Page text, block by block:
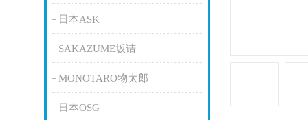
日本ASK
SAKAZUME坂诘
MONOTARO物太郎
日本OSG